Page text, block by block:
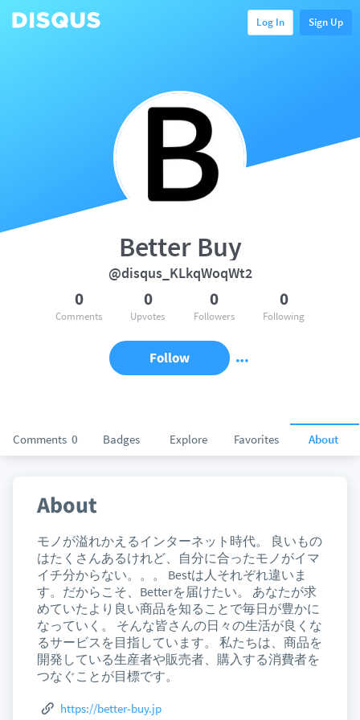
Log In Sign Up
Comments 0 Badges Explore Favorites About
Better Buy
@disqus_KLkqWoqWt2
0
Comments
0
Upvotes
0
Followers
0
Following
Follow
About
モノが溢れかえるインターネット時代。 良いもの
はたくさんあるけれど、自分に合ったモノがイマ
イチ分からない。。。 Bestは人それぞれ違いま
す。だからこそ、Betterを届けたい。 あなたが求
めていたより良い商品を知ることで毎日が豊かに
なっていく。 そんな皆さんの日々の生活が良くな
るサービスを目指しています。 私たちは、商品を
開発している生産者や販売者、購入する消費者を
つなぐことが目標です。
https://better-buy.jp